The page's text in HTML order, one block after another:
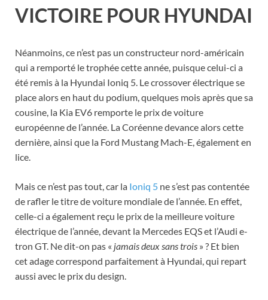
VICTOIRE POUR HYUNDAI
Néanmoins, ce n’est pas un constructeur nord-américain
qui a remporté le trophée cette année, puisque celui-ci a
été remis à la Hyundai Ioniq 5. Le crossover électrique se
place alors en haut du podium, quelques mois après que sa
cousine, la Kia EV6 remporte le prix de voiture
européenne de l’année. La Coréenne devance alors cette
dernière, ainsi que la Ford Mustang Mach-E, également en
lice.
Mais ce n’est pas tout, car la Ioniq 5 ne s’est pas contentée
de rafler le titre de voiture mondiale de l’année. En effet,
celle-ci a également reçu le prix de la meilleure voiture
électrique de l’année, devant la Mercedes EQS et l’Audi e-
tron GT. Ne dit-on pas « jamais deux sans trois » ? Et bien
cet adage correspond parfaitement à Hyundai, qui repart
aussi avec le prix du design.